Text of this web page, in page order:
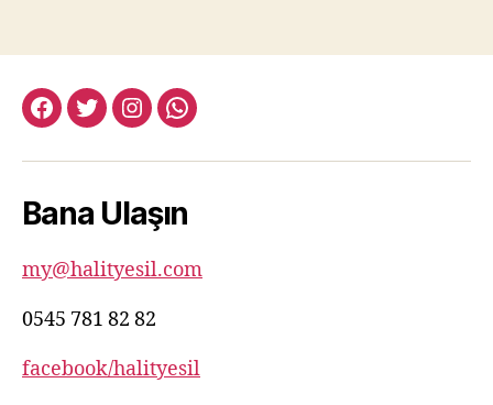
facebook:halityesil
twitter:halityesil
instagram:halityesil
whatsapp:0545
82
Bana Ulaşın
my@halityesil.com
0545 781 82 82
facebook/halityesil